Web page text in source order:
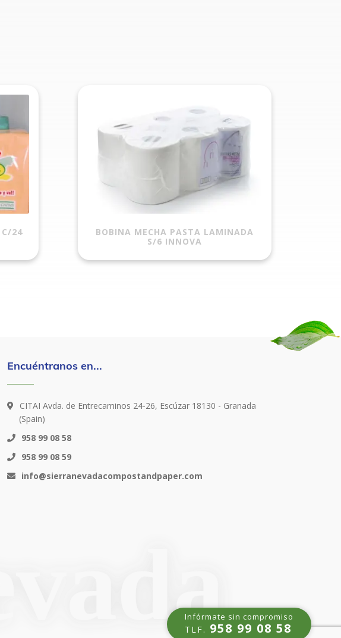
Infórmate sin compromiso
TLF. 958 99 08 58
C/24
BOBINA MECHA PASTA LAMINADA
S/6 INNOVA
Encuéntranos en...
CITAI Avda. de Entrecaminos 24-26, Escúzar 18130 - Granada
(Spain)
958 99 08 58
958 99 08 59
info@sierranevadacompostandpaper.com